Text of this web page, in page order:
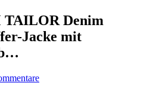
TAILOR Denim
Jacke mit